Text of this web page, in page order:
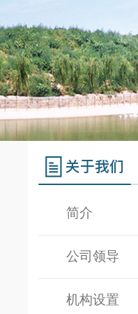
关于我们
简介
公司领导
机构设置